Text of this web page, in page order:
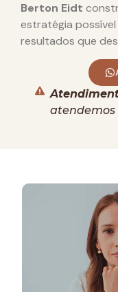
Berton Eidt
estratégia
resultados que
atendemos